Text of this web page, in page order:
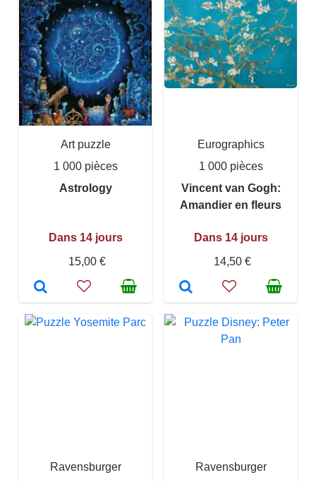
Art puzzle
1 000 pièces
Astrology
Dans 14 jours
15,00 €
Eurographics
1 000 pièces
Vincent van Gogh:
Amandier en fleurs
Dans 14 jours
14,50 €
Ravensburger
Ravensburger